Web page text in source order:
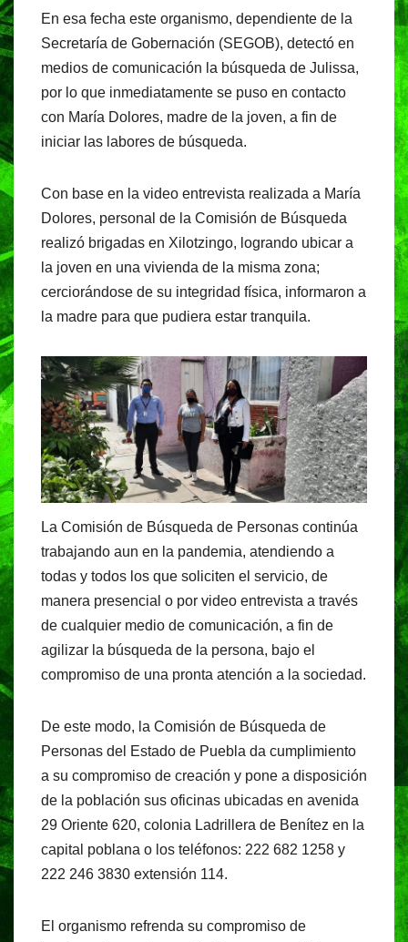
En esa fecha este organismo, dependiente de la
Secretaría de Gobernación (SEGOB), detectó en
medios de comunicación la búsqueda de Julissa,
por lo que inmediatamente se puso en contacto
con María Dolores, madre de la joven, a fin de
iniciar las labores de búsqueda.
Con base en la video entrevista realizada a María
Dolores, personal de la Comisión de Búsqueda
realizó brigadas en Xilotzingo, logrando ubicar a
la joven en una vivienda de la misma zona;
cerciorándose de su integridad física, informaron a
la madre para que pudiera estar tranquila.
La Comisión de Búsqueda de Personas continúa
trabajando aun en la pandemia, atendiendo a
todas y todos los que soliciten el servicio, de
manera presencial o por video entrevista a través
de cualquier medio de comunicación, a fin de
agilizar la búsqueda de la persona, bajo el
compromiso de una pronta atención a la sociedad.
De este modo, la Comisión de Búsqueda de
Personas del Estado de Puebla da cumplimiento
a su compromiso de creación y pone a disposición
de la población sus oficinas ubicadas en avenida
29 Oriente 620, colonia Ladrillera de Benítez en la
capital poblana o los teléfonos: 222 682 1258 y
222 246 3830 extensión 114.
El organismo refrenda su compromiso de